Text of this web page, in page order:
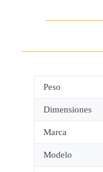
Peso
Dimensiones
Marca
Modelo